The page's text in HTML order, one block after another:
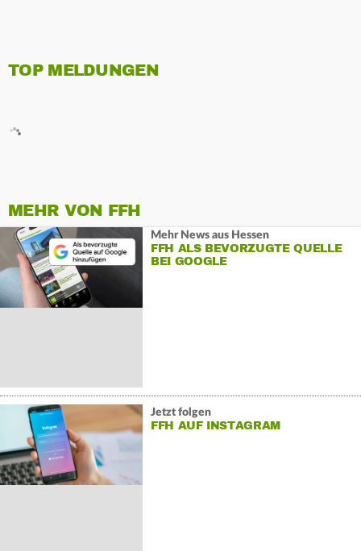
TOP MELDUNGEN
MEHR VON FFH
Mehr News aus Hessen
FFH ALS BEVORZUGTE QUELLE
BEI GOOGLE
Jetzt folgen
FFH AUF INSTAGRAM